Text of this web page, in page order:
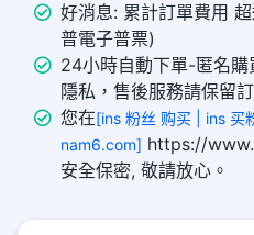
好消息: 累計訂單費用
普電子普票)
24小時自動下單-匿名
隱私，售後服務請保留
您在[ins 粉丝 购买 | ins 买
nam6.com] https://
安全保密, 敬請放心。